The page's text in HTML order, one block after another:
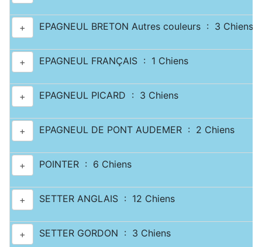
+ EPAGNEUL BRETON Autres couleurs : 3 Chiens
+ EPAGNEUL FRANÇAIS : 1 Chiens
+ EPAGNEUL PICARD : 3 Chiens
+ EPAGNEUL DE PONT AUDEMER : 2 Chiens
+ POINTER : 6 Chiens
+ SETTER ANGLAIS : 12 Chiens
+ SETTER GORDON : 3 Chiens